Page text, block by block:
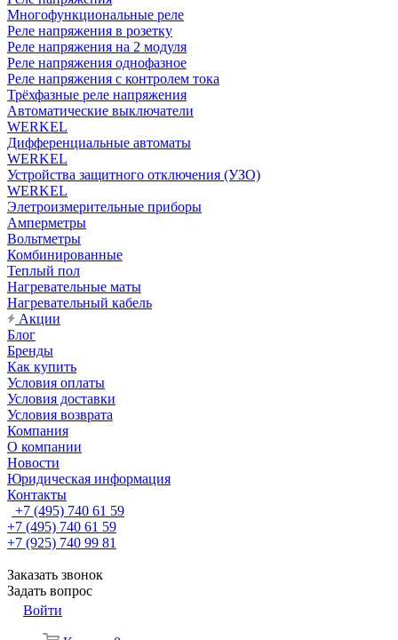
Многофункциональные реле
Реле напряжения в розетку
Реле напряжения на 2 модуля
Реле напряжения однофазное
Реле напряжения с контролем тока
Трёхфазные реле напряжения
Автоматические выключатели
WERKEL
Дифференциальные автоматы
WERKEL
Устройства защитного отключения (УЗО)
WERKEL
Элетроизмерительные приборы
Амперметры
Вольтметры
Комбинированные
Теплый пол
Нагревательные маты
Нагревательный кабель
Акции
Блог
Бренды
Как купить
Условия оплаты
Условия доставки
Условия возврата
Компания
О компании
Новости
Юридическая информация
Контакты
+7 (495) 740 61 59
+7 (495) 740 61 59
+7 (925) 740 99 81
Заказать звонок
Задать вопрос
Войти